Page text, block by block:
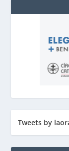
Tweets by